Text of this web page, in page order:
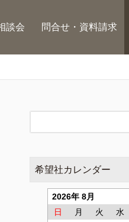
談会 問合せ・資料請求
希望社カレンダー
2026年 8月
日
月 火 水